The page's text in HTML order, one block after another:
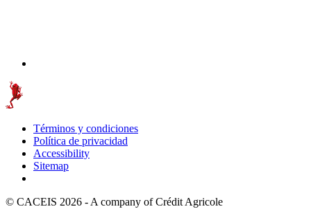
Términos y condiciones
Política de privacidad
Accessibility
Sitemap
© CACEIS 2026 - A company of Crédit Agricole